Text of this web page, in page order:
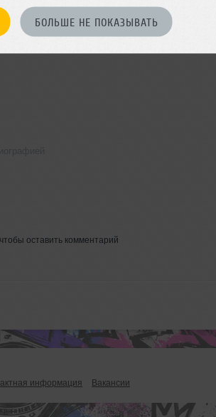
БОЛЬШЕ НЕ ПОКАЗЫВАТЬ
оставить комментарий
информация Вакансии